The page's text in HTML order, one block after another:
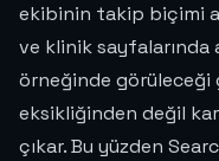
ekibinin takip biçimi
ve klinik sayfalarında
örneğinde görüleceği
eksikliğinden değil
çıkar. Bu yüzden